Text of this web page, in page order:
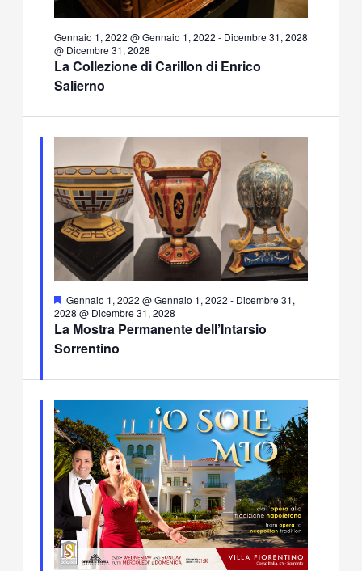
La Collezione di Carillon di Enrico
Salierno
Gennaio 1, 2022 @ Gennaio 1, 2022 - Dicembre 31, 2028
@ Dicembre 31, 2028
La Mostra Permanente dell’Intarsio
Sorrentino
Segnalati
Gennaio 1, 2022 @ Gennaio 1, 2022 - Dicembre 31,
2028 @ Dicembre 31, 2028